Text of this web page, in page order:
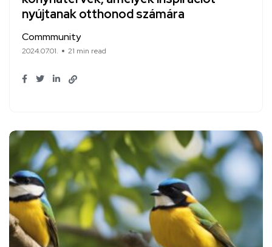
nyújtanak otthonod számára
Commmunity
2024.07.01. 21 min read